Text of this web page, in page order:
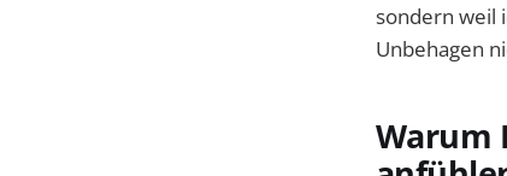
sondern weil
Unbehagen
Warum